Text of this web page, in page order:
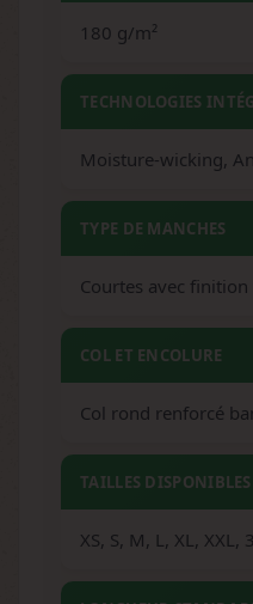
180 g/m²
TECHNOLOGIES
Moisture-wicking,
TYPE DE MANCHES
Courtes avec
COL ET ENCOLURE
Col rond renforcé
TAILLES DISPONIBLES
XS, S, M, L, XL, XXL,